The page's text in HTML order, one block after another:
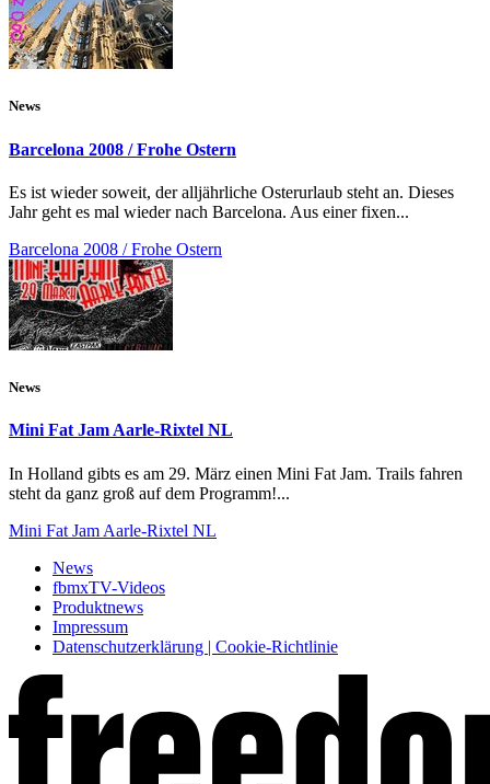
News
Barcelona 2008 / Frohe Ostern
Es ist wieder soweit, der alljährliche Osterurlaub steht an. Dieses
Jahr geht es mal wieder nach Barcelona. Aus einer fixen...
Barcelona 2008 / Frohe Ostern
News
Mini Fat Jam Aarle-Rixtel NL
In Holland gibts es am 29. März einen Mini Fat Jam. Trails fahren
steht da ganz groß auf dem Programm!...
Mini Fat Jam Aarle-Rixtel NL
News
fbmxTV-Videos
Produktnews
Impressum
Datenschutzerklärung | Cookie-Richtlinie